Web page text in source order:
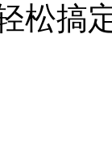
松搞